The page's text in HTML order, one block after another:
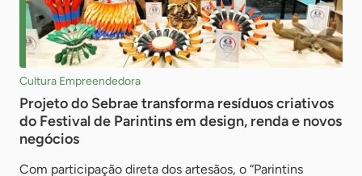
Cultura Empreendedora
Projeto do Sebrae transforma resíduos criativos
do Festival de Parintins em design, renda e novos
negócios
Com participação direta dos artesãos, o “Parintins